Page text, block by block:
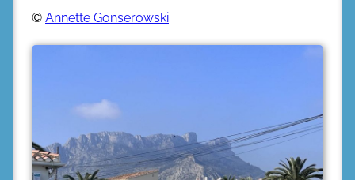
© Annette Gonserowski